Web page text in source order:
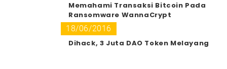
Memahami Transaksi Bitcoin Pada
Ransomware WannaCrypt
18/06/2016
Dihack, 3 Juta DAO Token Melayang